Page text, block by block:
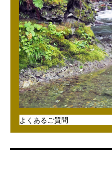
よくあるご質問